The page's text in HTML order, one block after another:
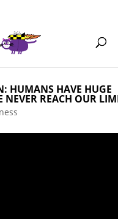
HUMANS HAVE HUGE
NEVER REACH OUR